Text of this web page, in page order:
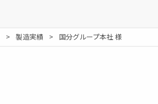
製造実績 国分グループ本社 様